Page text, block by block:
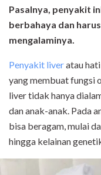
Pasalnya, penyakit
berbahaya dan
mengalaminya.
Penyakit liveratau
yang membuat fungsi
liver tidak hanya
dan anak-anak. Pada
bisa beragam, mulai
hingga kelainan